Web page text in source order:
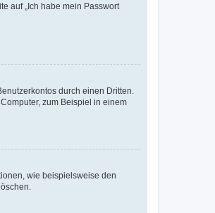
auf „Ich habe mein Passwort
durch einen Dritten.
zum Beispiel in einem
wie beispielsweise den